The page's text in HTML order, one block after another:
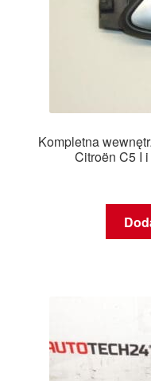
Kompletna
Citroën C5 I